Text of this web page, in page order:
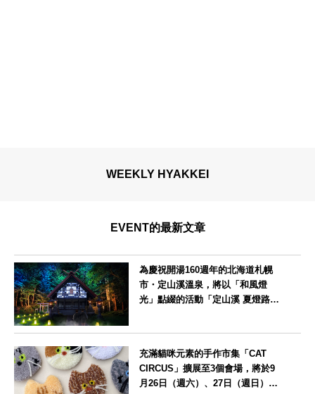
WEEKLY HYAKKEI
EVENT的最新文章
為慶祝開湯160週年的北海道札幌
市・定山溪溫泉，將以「和風燈
光」點綴的活動「定山溪 夏燈路
充滿貓咪元素的手作市集「CAT
CIRCUS」擴展至3個會場，將於9
月26日（週六）、27日（週日）在